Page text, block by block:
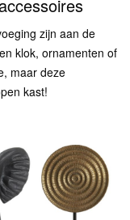
zijn aan de
klok, ornamenten of
maar deze
kast!